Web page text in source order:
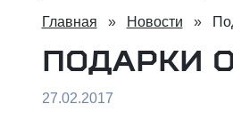
Главная » Новости »
ПОДАРКИ
27.02.2017